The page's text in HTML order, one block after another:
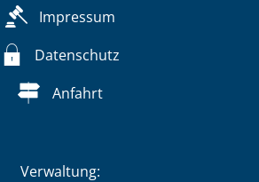
Impressum
Datenschutz
Anfahrt
Verwaltung: